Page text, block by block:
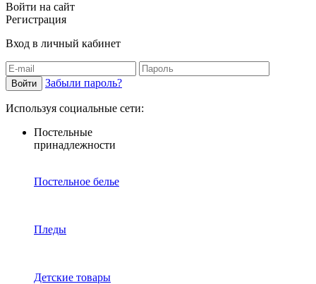
Войти на сайт
Регистрация
Вход в личный кабинет
Забыли пароль?
Используя социальные сети:
Постельные
принадлежности
Постельное белье
Пледы
Детские товары